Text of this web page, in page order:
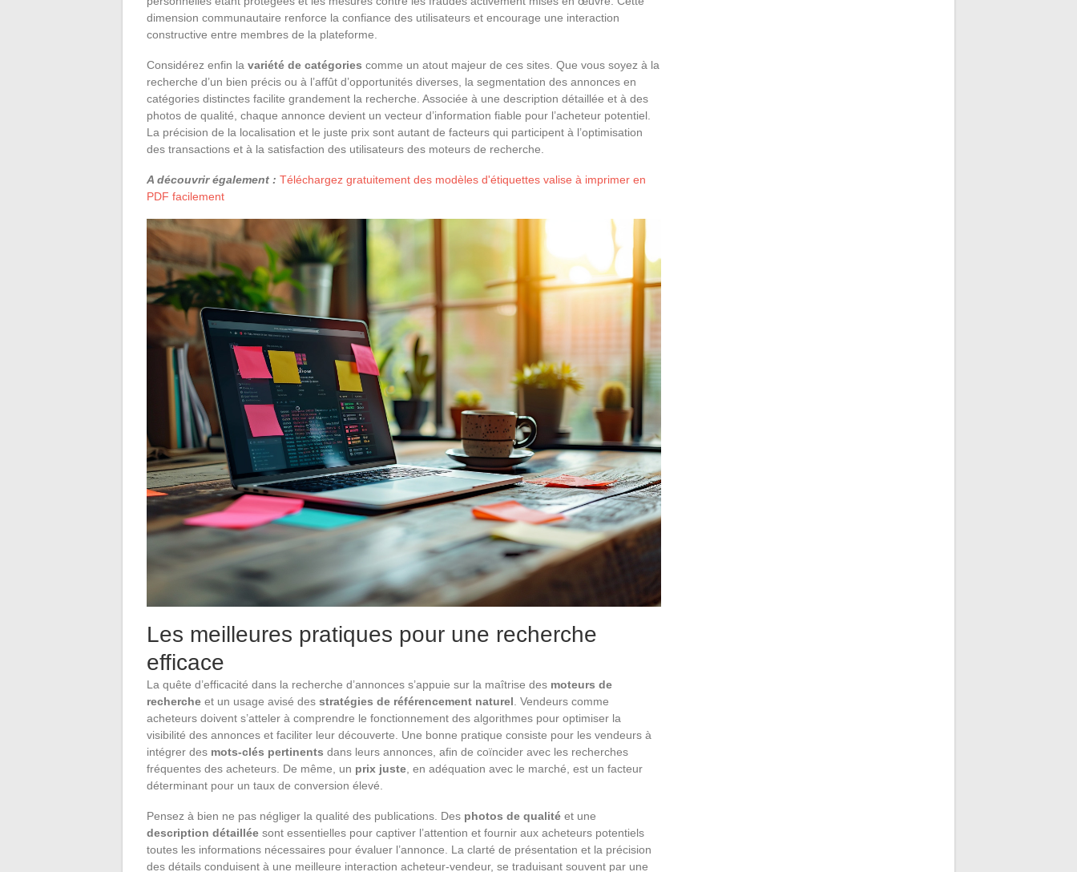
dimension communautaire renforce la confiance des utilisateurs et encourage une interaction
constructive entre membres de la plateforme.
Considérez enfin la variété de catégories comme un atout majeur de ces sites. Que vous soyez à la
recherche d’un bien précis ou à l’affût d’opportunités diverses, la segmentation des annonces en
catégories distinctes facilite grandement la recherche. Associée à une description détaillée et à des
photos de qualité, chaque annonce devient un vecteur d’information fiable pour l’acheteur potentiel.
La précision de la localisation et le juste prix sont autant de facteurs qui participent à l’optimisation
des transactions et à la satisfaction des utilisateurs des moteurs de recherche.
A découvrir également : Téléchargez gratuitement des modèles d'étiquettes valise à imprimer en
PDF facilement
Les meilleures pratiques pour une recherche
efficace
La quête d’efficacité dans la recherche d’annonces s’appuie sur la maîtrise des moteurs de
recherche et un usage avisé des stratégies de référencement naturel . Vendeurs comme
acheteurs doivent s’atteler à comprendre le fonctionnement des algorithmes pour optimiser la
visibilité des annonces et faciliter leur découverte. Une bonne pratique consiste pour les vendeurs à
intégrer des mots-clés pertinents dans leurs annonces, afin de coïncider avec les recherches
fréquentes des acheteurs. De même, un prix juste , en adéquation avec le marché, est un facteur
déterminant pour un taux de conversion élevé.
Pensez à bien ne pas négliger la qualité des publications. Des photos de qualité et une
description détaillée sont essentielles pour captiver l’attention et fournir aux acheteurs potentiels
toutes les informations nécessaires pour évaluer l’annonce. La clarté de présentation et la précision
des détails conduisent à une meilleure interaction acheteur-vendeur, se traduisant souvent par une